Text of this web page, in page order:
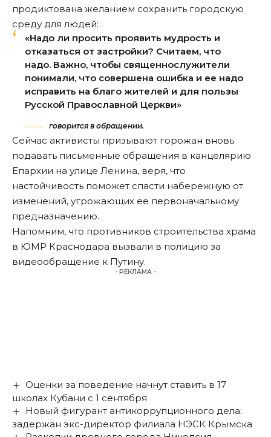
продиктована желанием сохранить городскую
среду для людей:
«Надо ли просить проявить мудрость и
отказаться от застройки? Считаем, что
надо. Важно, чтобы священнослужители
понимали, что совершена ошибка и ее надо
исправить на благо жителей и для пользы
Русской Православной Церкви»
говорится в обращении.
Сейчас активисты призывают горожан вновь
подавать письменные обращения в канцелярию
Епархии на улице Ленина, веря, что
настойчивость поможет спасти набережную от
изменений, угрожающих ее первоначальному
предназначению.
Напомним, что противников строительства храма
в ЮМР Краснодара вызвали в полицию за
видеообращение к Путину.
- РЕКЛАМА -
Оценки за поведение начнут ставить в 17
школах Кубани с 1 сентября
Новый фигурант антикоррупционного дела:
задержан экс-директор филиала НЭСК Крымска